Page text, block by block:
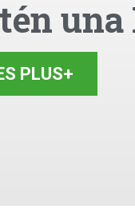
una
PLUS+